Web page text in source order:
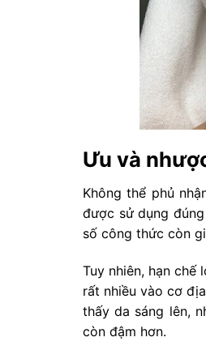
Ưu và
Không thể phủ
được sử dụng
số công thức còn
Tuy nhiên, hạn chế
rất nhiều vào cơ
thấy da sáng lên,
còn đậm hơn.